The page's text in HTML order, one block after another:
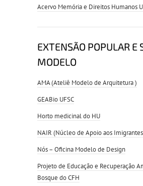
Acervo Memória e Direitos Humanos
EXTENSÃO POPULAR E
MODELO
AMA (Ateliê Modelo de Arquitetura )
GEABio UFSC
Horto medicinal do HU
NAIR (Núcleo de Apoio aos
Nós – Oficina Modelo de Design
Projeto de Educação e Recuperação
Bosque do CFH